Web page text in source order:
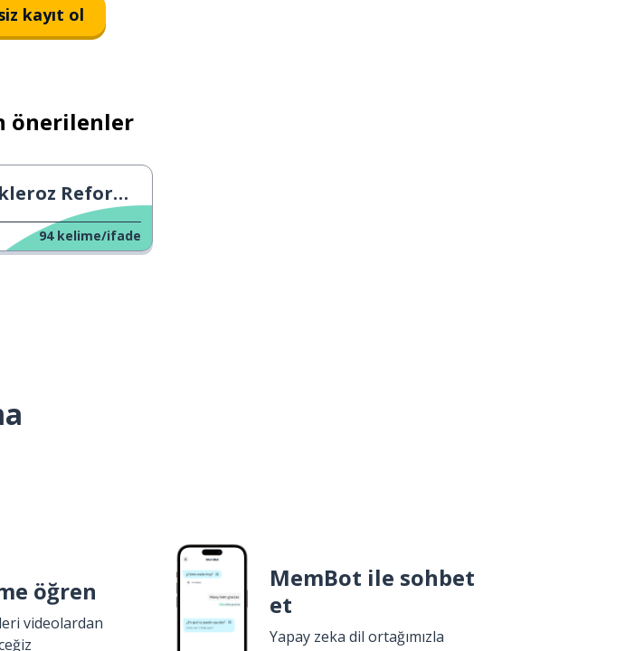
kayıt ol
önerilenler
Reformu
94 kelime/ifade
öğren
videolardan
MemBot ile sohbet
et
Yapay zeka dil ortağımızla